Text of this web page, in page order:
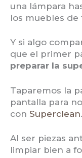
una lámpara
los muebles de
Y si algo
que el primer
preparar la
Taparemos la
pantalla para
con Superclean.
Al ser piezas
limpiar bien a